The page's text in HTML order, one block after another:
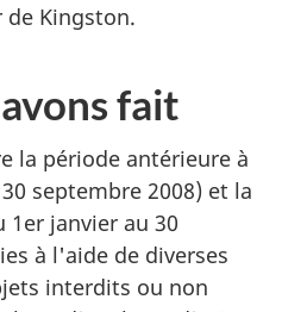
Kingston.
fait
la période antérieure à
septembre 2008) et la
janvier au 30
à l'aide de diverses
interdits ou non